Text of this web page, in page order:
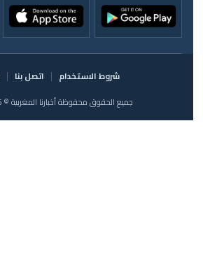
شروط الاستخدام اتصل بنا
جميع الحقوق محفوظة أخبارنا المغربية © 2026 - 2011